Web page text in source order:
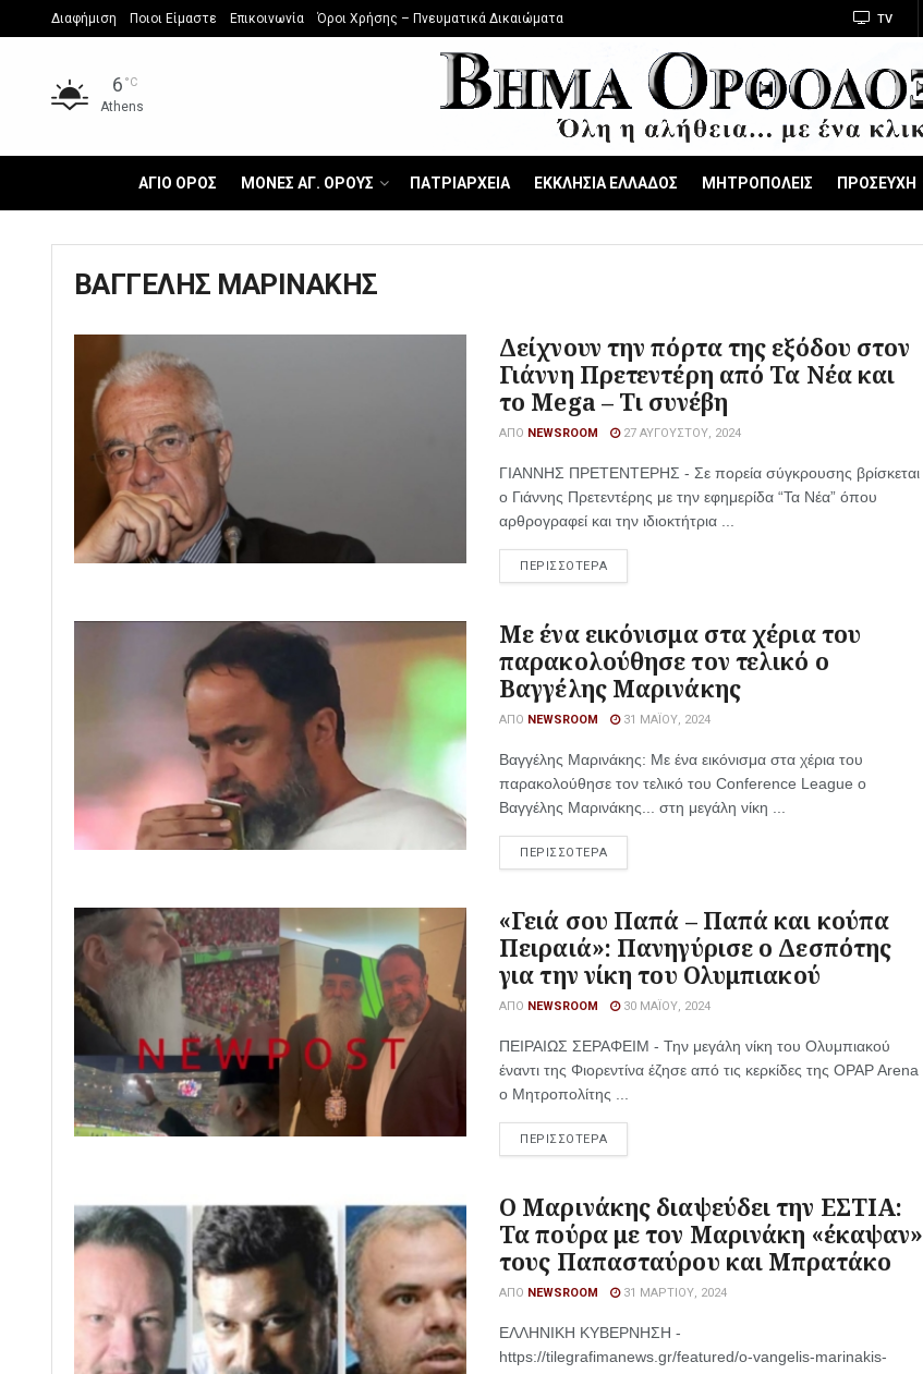
Διαφήμιση Ποιοι Είμαστε Επικοινωνία Όροι Χρήσης – Πνευματικά Δικαιώματα TV
6 °C
Athens
ΑΓΙΟ ΟΡΟΣ ΜΟΝΕΣ ΑΓ. ΟΡΟΥΣ ΠΑΤΡΙΑΡΧΕΙΑ ΕΚΚΛΗΣΙΑ ΕΛΛΑΔΟΣ ΜΗΤΡΟΠΟΛΕΙΣ ΠΡΟΣΕΥΧΗ
ΒΑΓΓΕΛΗΣ ΜΑΡΙΝΑΚΗΣ
Δείχνουν την πόρτα της εξόδου στον
Γιάννη Πρετεντέρη από Τα Νέα και
το Mega – Τι συνέβη
ΑΠΌ NEWSROOM 27 ΑΥΓΟΎΣΤΟΥ, 2024
ΓΙΑΝΝΗΣ ΠΡΕΤΕΝΤΕΡΗΣ - Σε πορεία σύγκρουσης βρίσκεται
ο Γιάννης Πρετεντέρης με την εφημερίδα “Τα Νέα” όπου
αρθρογραφεί και την ιδιοκτήτρια ...
ΠΕΡΙΣΣΟΤΕΡΑ
Mε ένα εικόνισμα στα χέρια του
παρακολούθησε τον τελικό ο
Βαγγέλης Μαρινάκης
ΑΠΌ NEWSROOM 31 ΜΑΪ́ΟΥ, 2024
Βαγγέλης Μαρινάκης: Με ένα εικόνισμα στα χέρια του
παρακολούθησε τον τελικό του Conference League ο
Βαγγέλης Μαρινάκης... στη μεγάλη νίκη ...
ΠΕΡΙΣΣΟΤΕΡΑ
«Γειά σου Παπά – Παπά και κούπα
Πειραιά»: Πανηγύρισε ο Δεσπότης
για την νίκη του Ολυμπιακού
ΑΠΌ NEWSROOM 30 ΜΑΪ́ΟΥ, 2024
ΠΕΙΡΑΙΩΣ ΣΕΡΑΦΕΙΜ - Την μεγάλη νίκη του Ολυμπιακού
έναντι της Φιορεντίνα έζησε από τις κερκίδες της OPAP Arena
ο Μητροπολίτης ...
ΠΕΡΙΣΣΟΤΕΡΑ
Ο Μαρινάκης διαψεύδει την ΕΣΤΙΑ:
Τα πούρα με τον Μαρινάκη «έκαψαν»
τους Παπασταύρου και Μπρατάκο
ΑΠΌ NEWSROOM 31 ΜΑΡΤΊΟΥ, 2024
ΕΛΛΗΝΙΚΗ ΚΥΒΕΡΝΗΣΗ -
https://tilegrafimanews.gr/featured/o-vangelis-marinakis-